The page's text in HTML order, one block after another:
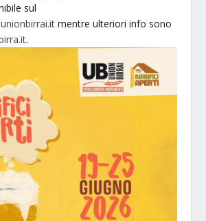
sul
mentre ulteriori info sono
.